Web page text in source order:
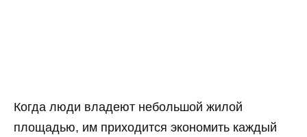
Когда люди владеют небольшой жилой
площадью, им приходится экономить каждый